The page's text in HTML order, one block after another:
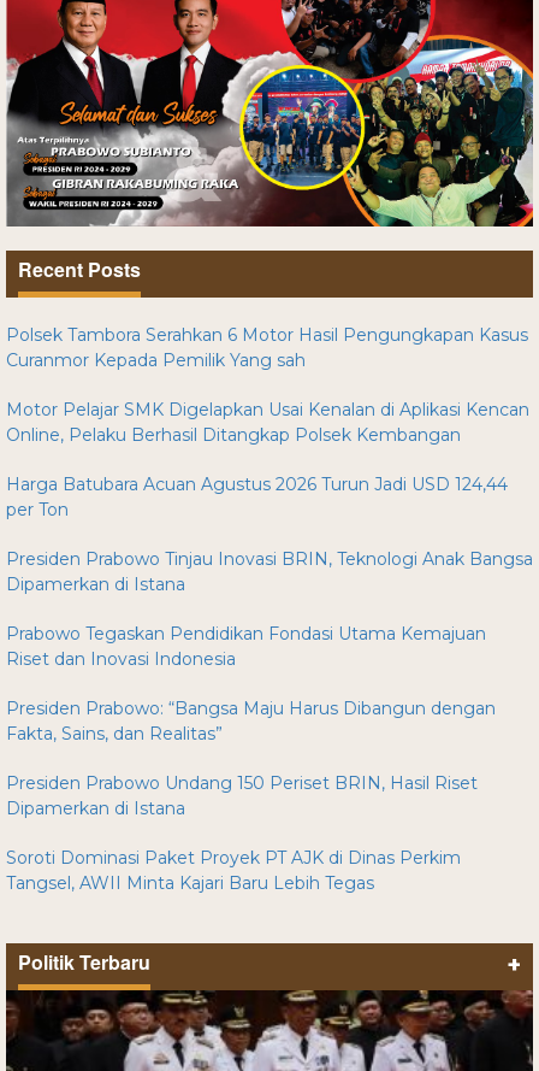
Recent Posts
Polsek Tambora Serahkan 6 Motor Hasil Pengungkapan Kasus
Curanmor Kepada Pemilik Yang sah
Motor Pelajar SMK Digelapkan Usai Kenalan di Aplikasi Kencan
Online, Pelaku Berhasil Ditangkap Polsek Kembangan
Harga Batubara Acuan Agustus 2026 Turun Jadi USD 124,44
per Ton
Presiden Prabowo Tinjau Inovasi BRIN, Teknologi Anak Bangsa
Dipamerkan di Istana
Prabowo Tegaskan Pendidikan Fondasi Utama Kemajuan
Riset dan Inovasi Indonesia
Presiden Prabowo: “Bangsa Maju Harus Dibangun dengan
Fakta, Sains, dan Realitas”
Presiden Prabowo Undang 150 Periset BRIN, Hasil Riset
Dipamerkan di Istana
Soroti Dominasi Paket Proyek PT AJK di Dinas Perkim
Tangsel, AWII Minta Kajari Baru Lebih Tegas
Politik Terbaru +